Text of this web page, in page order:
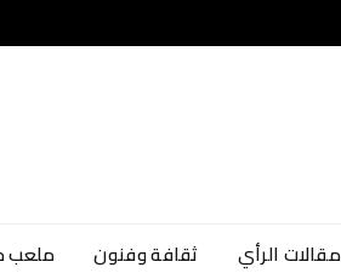
مقالات الرأي ثقافة وفنون ملعب